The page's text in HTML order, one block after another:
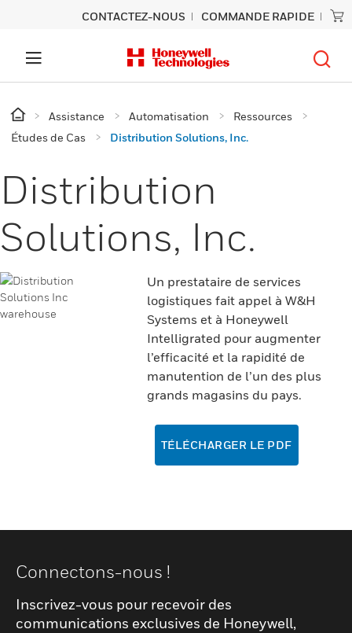
CONTACTEZ-NOUS COMMANDE RAPIDE
Assistance Automatisation
Ressources
Études de Cas
Distribution Solutions, Inc.
Distribution
Solutions, Inc.
Un prestataire de services
logistiques fait appel à W&H
Systems et à Honeywell
Intelligrated pour augmenter
l’efficacité et la rapidité de
manutention de l’un des plus
grands magasins du pays.
TÉLÉCHARGER LE PDF
Connectons-nous !
Inscrivez-vous pour recevoir des
communications exclusives de Honeywell,